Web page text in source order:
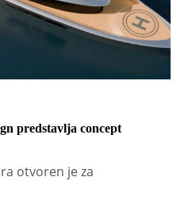
predstavlja concept
otvoren je za